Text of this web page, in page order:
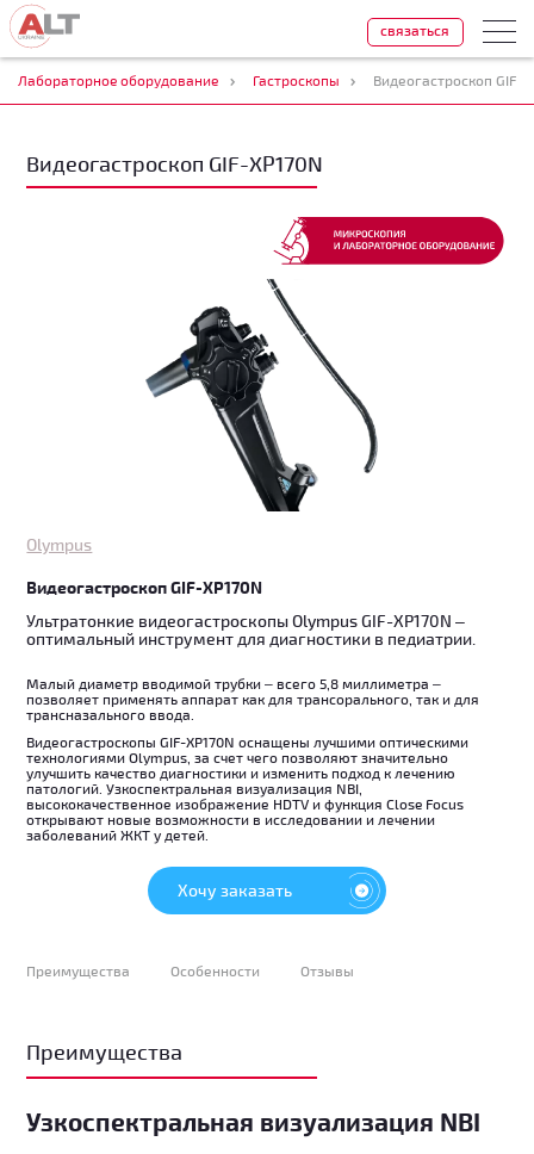
связаться
Лабораторное оборудование Гастроскопы Видеогастроскоп GIF-
Видеогастроскоп GIF-XP170N
Olympus
Видеогастроскоп GIF-XP170N
Ультратонкие видеогастроскопы Olympus GIF-XP170N –
оптимальный инструмент для диагностики в педиатрии.
Малый диаметр вводимой трубки – всего 5,8 миллиметра –
позволяет применять аппарат как для трансорального, так и для
трансназального ввода.
Видеогастроскопы GIF-XP170N оснащены лучшими оптическими
технологиями Olympus, за счет чего позволяют значительно
улучшить качество диагностики и изменить подход к лечению
патологий. Узкоспектральная визуализация NBI,
высококачественное изображение HDTV и функция Close Focus
открывают новые возможности в исследовании и лечении
заболеваний ЖКТ у детей.
Хочу заказать
Преимущества Особенности Отзывы
Преимущества
Узкоспектральная визуализация NBI